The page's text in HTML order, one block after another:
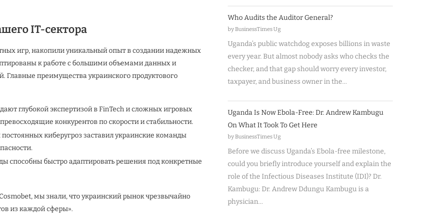
IT-сектора
игр, накопили уникальный опыт в создании надежных
к работе с большими объемами данных и
Главные преимущества украинского продуктового
глубокой экспертизой в FinTech и сложных игровых
конкурентов по скорости и стабильности.
киберугроз заставил украинские команды
способны быстро адаптировать решения под конкретные
мы знали, что украинский рынок чрезвычайно
из каждой сферы».
Who Audits the Auditor General?
by BusinessTimes Ug
Uganda’s public watchdog exposes billions in waste
every year. But almost nobody asks who checks the
checker, and that gap should worry every investor,
taxpayer, and business owner in the…
Uganda Is Now Ebola-Free: Dr. Andrew Kambugu
On What It Took To Get Here
by BusinessTimes Ug
Before we discuss Uganda’s Ebola-free milestone,
could you briefly introduce yourself and explain the
role of the Infectious Diseases Institute (IDI)? Dr.
Kambugu: Dr. Andrew Ddungu Kambugu is a
physician…